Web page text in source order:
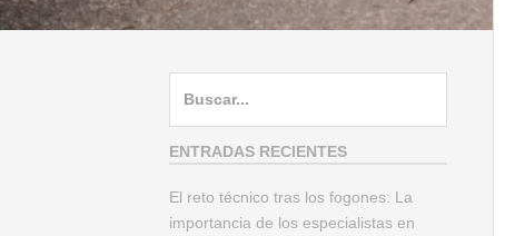
s
a
ENTRADAS RECIENTES
El reto técnico tras los fogones: La
importancia de los especialistas en